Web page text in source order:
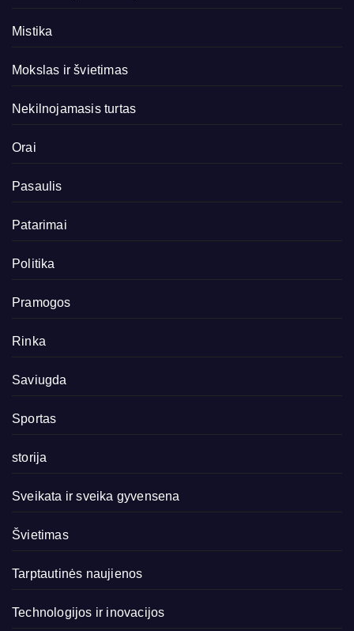
Mistika
Mokslas ir švietimas
Nekilnojamasis turtas
Orai
Pasaulis
Patarimai
Politika
Pramogos
Rinka
Saviugda
Sportas
storija
Sveikata ir sveika gyvensena
Švietimas
Tarptautinės naujienos
Technologijos ir inovacijos